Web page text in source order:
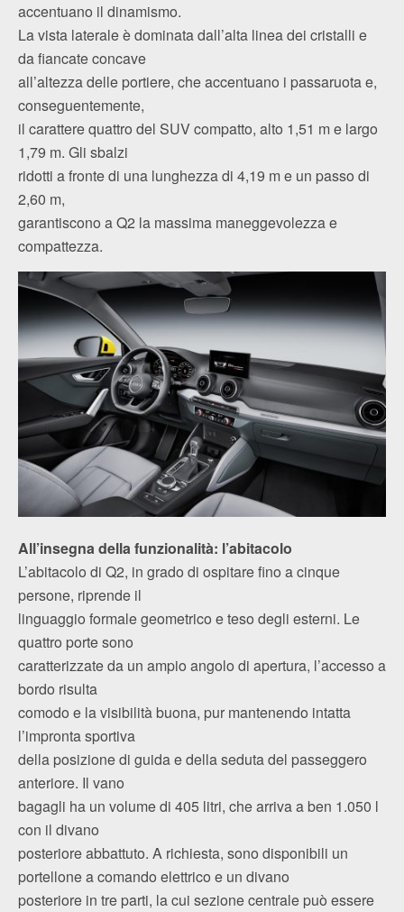
accentuano il dinamismo.
La vista laterale è dominata dall’alta linea dei cristalli e
da fiancate concave
all’altezza delle portiere, che accentuano i passaruota e,
conseguentemente,
il carattere quattro del SUV compatto, alto 1,51 m e largo
1,79 m. Gli sbalzi
ridotti a fronte di una lunghezza di 4,19 m e un passo di
2,60 m,
garantiscono a Q2 la massima maneggevolezza e
compattezza.
All’insegna della funzionalità: l’abitacolo
L’abitacolo di Q2, in grado di ospitare fino a cinque
persone, riprende il
linguaggio formale geometrico e teso degli esterni. Le
quattro porte sono
caratterizzate da un ampio angolo di apertura, l’accesso a
bordo risulta
comodo e la visibilità buona, pur mantenendo intatta
l’impronta sportiva
della posizione di guida e della seduta del passeggero
anteriore. Il vano
bagagli ha un volume di 405 litri, che arriva a ben 1.050 l
con il divano
posteriore abbattuto. A richiesta, sono disponibili un
portellone a comando elettrico e un divano
posteriore in tre parti, la cui sezione centrale può essere